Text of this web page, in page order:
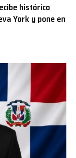
histórico
York y pone en